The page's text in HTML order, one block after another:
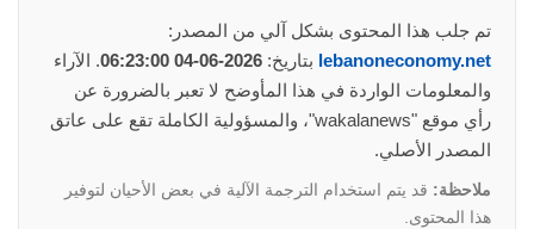
تم جلب هذا المحتوى بشكل آلي من المصدر:
lebanoneconomy.net بتاريخ: 2026-06-04 06:23:00
. الآراء
والمعلومات الواردة في هذا المأوضح لا تعبر بالضرورة عن
رأي موقع "wakalanews"، والمسؤولية الكاملة تقع على عاتق
المصدر الأصلي.
ملاحظة: قد يتم استخدام الترجمة الآلية في بعض الأحيان لتوفير
هذا المحتوى.